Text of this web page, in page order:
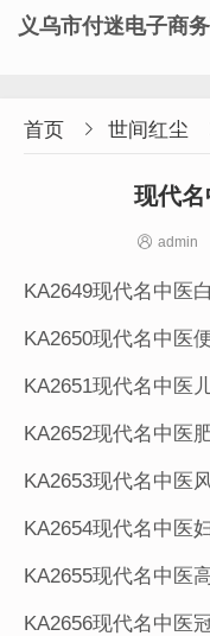
义乌市付迷电子商
首页  世间红尘
现代
 admin
KA2649现代名中医
KA2650现代名中医
KA2651现代名中医
KA2652现代名中医
KA2653现代名中医
KA2654现代名中医
KA2655现代名中医
KA2656现代名中医